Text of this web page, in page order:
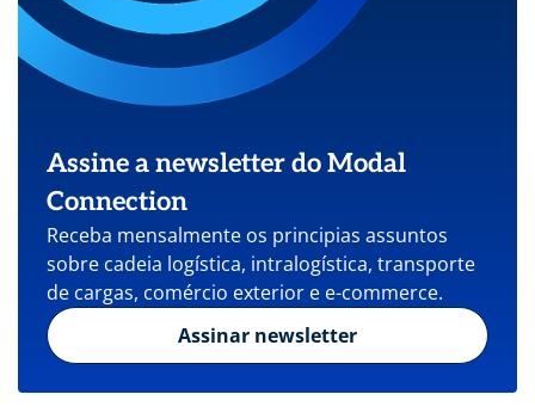
Assine a newsletter do Modal
Connection
Receba mensalmente os principias assuntos
sobre cadeia logística, intralogística, transporte
de cargas, comércio exterior e e-commerce.
Assinar newsletter